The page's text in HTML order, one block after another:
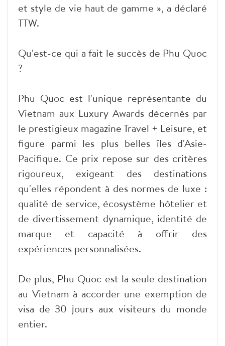
et style de vie haut de gamme », a déclaré
TTW.
Qu'est-ce qui a fait le succès de Phu Quoc
?
Phu Quoc est l'unique représentante du
Vietnam aux Luxury Awards décernés par
le prestigieux magazine Travel + Leisure, et
figure parmi les plus belles îles d'Asie-
Pacifique. Ce prix repose sur des critères
rigoureux, exigeant des destinations
qu'elles répondent à des normes de luxe :
qualité de service, écosystème hôtelier et
de divertissement dynamique, identité de
marque et capacité à offrir des
expériences personnalisées.
De plus, Phu Quoc est la seule destination
au Vietnam à accorder une exemption de
visa de 30 jours aux visiteurs du monde
entier.